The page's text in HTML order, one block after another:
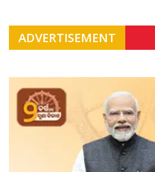
ADVERTISEMENT